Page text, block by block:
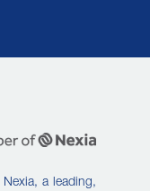
a leading,